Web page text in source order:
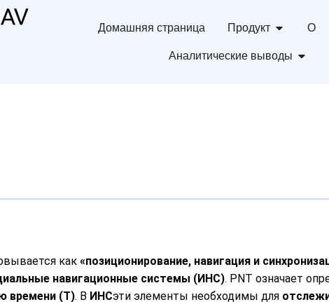
Домашняя страница Продукт О
Аналитические выводы
как «позиционирование, навигация и
навигационные системы (ИНС). PNT означает
времени (T). В ИНСэти элементы необходимы для